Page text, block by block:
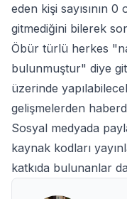
eden kişi sayısının
gitmediğini bilerek
Öbür türlü herkes
bulunmuştur" diye
üzerinde
gelişmelerden
Sosyal medyada
kaynak kodları
katkıda bulunanlar